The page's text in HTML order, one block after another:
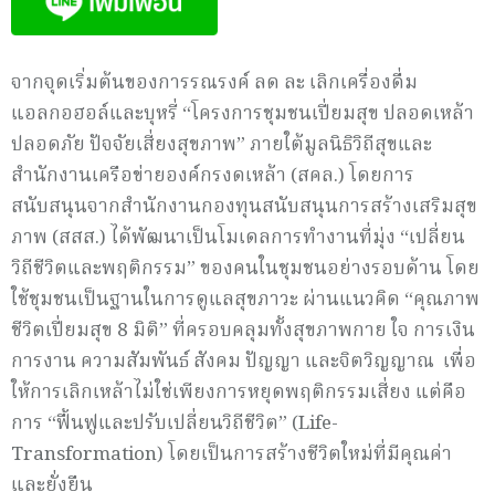
จากจุดเริ่มต้นของการรณรงค์ ลด ละ เลิกเครื่องดื่ม
แอลกอฮอล์และบุหรี่ “โครงการชุมชนเปี่ยมสุข ปลอดเหล้า
ปลอดภัย ปัจจัยเสี่ยงสุขภาพ” ภายใต้มูลนิธิวิถีสุขและ
สำนักงานเครือข่ายองค์กรงดเหล้า (สคล.) โดยการ
สนับสนุนจากสำนักงานกองทุนสนับสนุนการสร้างเสริมสุข
ภาพ (สสส.) ได้พัฒนาเป็นโมเดลการทำงานที่มุ่ง “เปลี่ยน
วิถีชีวิตและพฤติกรรม” ของคนในชุมชนอย่างรอบด้าน โดย
ใช้ชุมชนเป็นฐานในการดูแลสุขภาวะ ผ่านแนวคิด “คุณภาพ
ชีวิตเปี่ยมสุข 8 มิติ” ที่ครอบคลุมทั้งสุขภาพกาย ใจ การเงิน
การงาน ความสัมพันธ์ สังคม ปัญญา และจิตวิญญาณ เพื่อ
ให้การเลิกเหล้าไม่ใช่เพียงการหยุดพฤติกรรมเสี่ยง แต่คือ
การ “ฟื้นฟูและปรับเปลี่ยนวิถีชีวิต” (Life-
Transformation) โดยเป็นการสร้างชีวิตใหม่ที่มีคุณค่า
และยั่งยืน